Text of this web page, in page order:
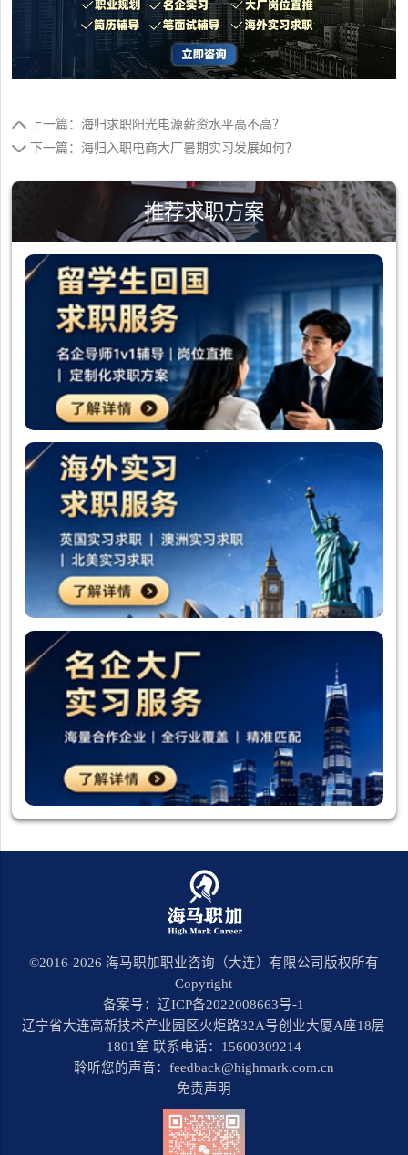
上一篇：海归求职阳光电源薪资水平高不高？
下一篇：海归入职电商大厂暑期实习发展如何？
推荐求职方案
©2016-2026 海马职加职业咨询（大连）有限公司版权所有
Copyright
备案号：辽ICP备2022008663号-1
辽宁省大连高新技术产业园区火炬路32A号创业大厦A座18层
1801室 联系电话：15600309214
聆听您的声音：feedback@highmark.com.cn
免责声明